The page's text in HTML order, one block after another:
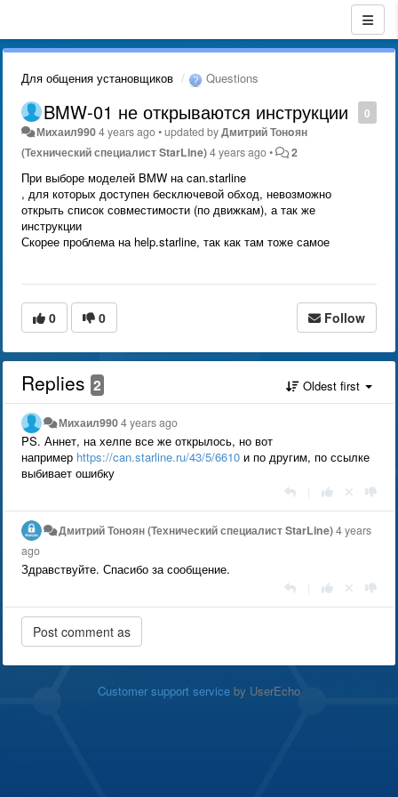
Для общения установщиков Questions
0
BMW-01 не открываются инструкции
Михаил9904 years ago•updated byДмитрий Тонoян
(Технический специалист StarLine)4 years ago• 2
При выборе моделей BMW на can.starline
, для которых доступен бесключевой обход, невозможно
открыть список совместимости (по движкам), а так же
инструкции
Скорее проблема на help.starline, так как там тоже самое
0 0 Follow
Replies 2 Oldest first
Михаил9904 years ago
PS. Аннет, на хелпе все же открылось, но вот
например https://can.starline.ru/43/5/6610 и по другим, по ссылке
выбивает ошибку
Дмитрий Тонoян (Технический специалист StarLine)4 years
ago
Здравствуйте. Спасибо за сообщение.
Customer support service by UserEcho